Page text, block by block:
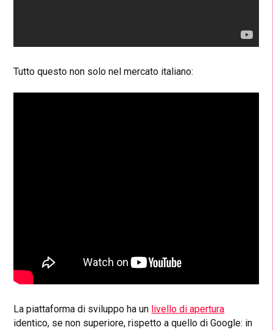
Tutto questo non solo nel mercato italiano:
La piattaforma di sviluppo ha un livello di apertura
identico, se non superiore, rispetto a quello di Google: in